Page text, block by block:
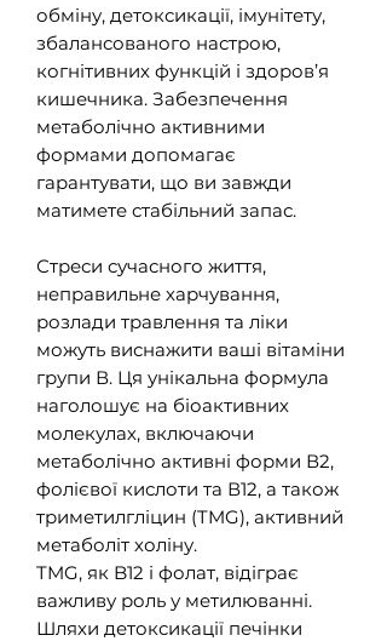
обміну, детоксикації, імунітету,
збалансованого настрою,
когнітивних функцій і здоров’я
кишечника. Забезпечення
метаболічно активними
формами допомагає
гарантувати, що ви завжди
матимете стабільний запас.
Стреси сучасного життя,
неправильне харчування,
розлади травлення та ліки
можуть виснажити ваші вітаміни
групи В. Ця унікальна формула
наголошує на біоактивних
молекулах, включаючи
метаболічно активні форми В2,
фолієвої кислоти та В12, а також
триметилгліцин (TMG), активний
метаболіт холіну.
TMG, як B12 і фолат, відіграє
важливу роль у метилюванні.
Шляхи детоксикації печінки